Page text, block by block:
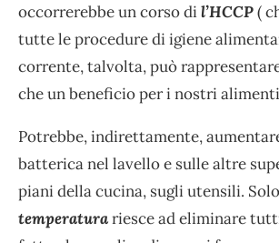
occorrerebbe un corso dil’HCCP(
tutte le procedure di igiene
corrente, talvolta, può
che un beneficio per i nostri
Potrebbe, indirettamente,
batterica nel lavello e sulle altre
piani della cucina, sugli utensili. Solo
temperaturariesce ad eliminare